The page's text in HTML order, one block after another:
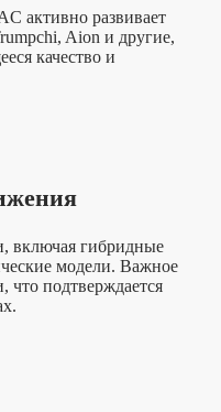
активно развивает
Aion и другие,
качество и
включая гибридные
модели. Важное
что подтверждается